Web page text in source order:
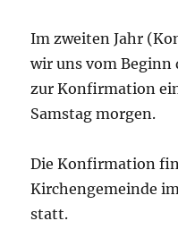
Im zweiten Jahr
wir uns vom Beginn
zur Konfirmation
Samstag morgen.
Die Konfirmation
Kirchengemeinde
statt.